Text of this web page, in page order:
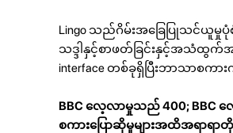
Lingo သည်ဂိမ်းအခြေပြုသင်ယူ
သဒ္ဒါနှင့်စာဖတ်ခြင်းနှင့်အသံထွ
interface တစ်ခုရှိပြီးဘာသာစ
BBC လေ့လာမှုသည် 400; BBC
စကားပြောဆိုမှုများအထိအရာရ